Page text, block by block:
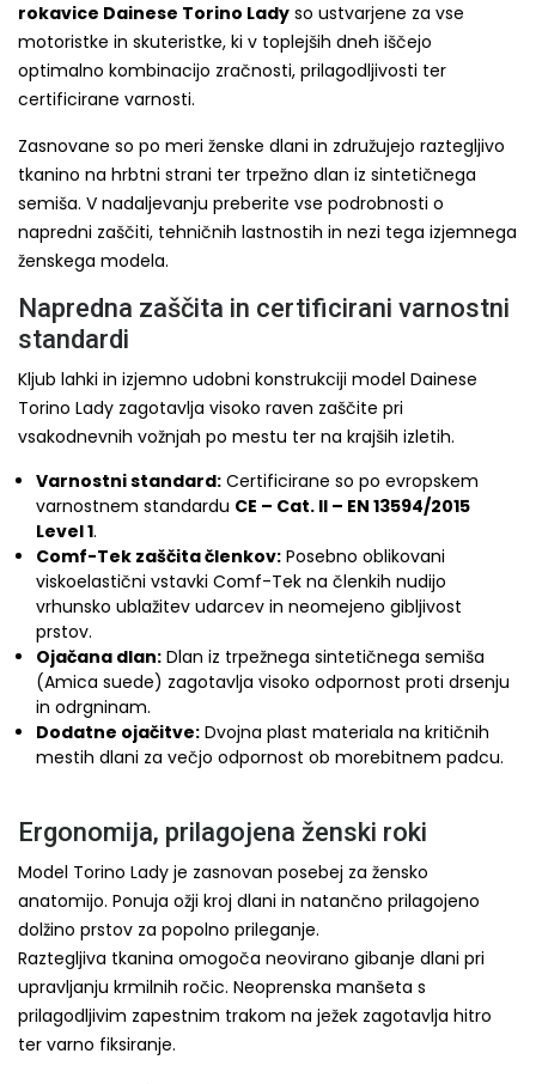
rokavice Dainese Torino Lady so ustvarjene za vse
motoristke in skuteristke, ki v toplejših dneh iščejo
optimalno kombinacijo zračnosti, prilagodljivosti ter
certificirane varnosti.
Zasnovane so po meri ženske dlani in združujejo raztegljivo
tkanino na hrbtni strani ter trpežno dlan iz sintetičnega
semiša. V nadaljevanju preberite vse podrobnosti o
napredni zaščiti, tehničnih lastnostih in nezi tega izjemnega
ženskega modela.
Napredna zaščita in certificirani varnostni
standardi
Kljub lahki in izjemno udobni konstrukciji model Dainese
Torino Lady zagotavlja visoko raven zaščite pri
vsakodnevnih vožnjah po mestu ter na krajših izletih.
Varnostni standard: Certificirane so po evropskem
varnostnem standardu CE – Cat. II – EN 13594/2015
Level 1.
Comf-Tek zaščita členkov: Posebno oblikovani
viskoelastični vstavki Comf-Tek na členkih nudijo
vrhunsko ublažitev udarcev in neomejeno gibljivost
prstov.
Ojačana dlan: Dlan iz trpežnega sintetičnega semiša
(Amica suede) zagotavlja visoko odpornost proti drsenju
in odrgninam.
Dodatne ojačitve: Dvojna plast materiala na kritičnih
mestih dlani za večjo odpornost ob morebitnem padcu.
Ergonomija, prilagojena ženski roki
Model Torino Lady je zasnovan posebej za žensko
anatomijo. Ponuja ožji kroj dlani in natančno prilagojeno
dolžino prstov za popolno prileganje.
Raztegljiva tkanina omogoča neovirano gibanje dlani pri
upravljanju krmilnih ročic. Neoprenska manšeta s
prilagodljivim zapestnim trakom na ježek zagotavlja hitro
ter varno fiksiranje.